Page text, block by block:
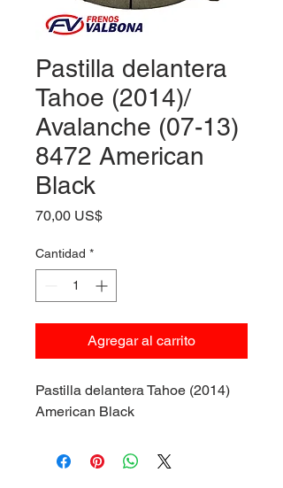
Pastilla delantera
Tahoe (2014)/
Avalanche (07-13)
8472 American
Black
70,00 US$Precio
Cantidad *
Agregar al carrito
Pastilla delantera Tahoe (2014)
American Black